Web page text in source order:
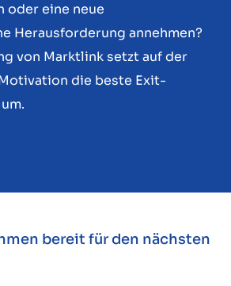
oder eine neue
Herausforderung annehmen?
von Marktlink setzt auf der
die beste Exit-
bereit für den nächsten